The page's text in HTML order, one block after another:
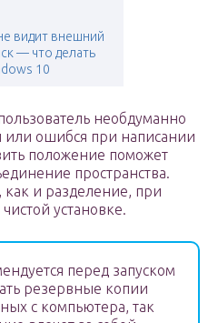
видит внешний
— что делать
10
необдуманно
или ошибся при написании
положение поможет
пространства.
как и разделение, при
установке.
перед запуском
резервные копии
с компьютера, так